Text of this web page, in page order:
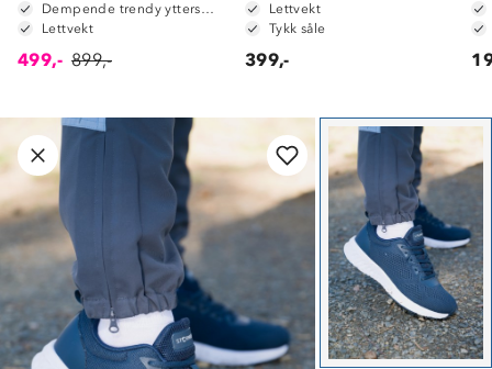
Dempende trendy yttersåle
Lettvekt
499,- 899,-
Lettvekt
Tykk såle
399,-